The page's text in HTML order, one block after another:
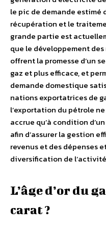
le pic de demande estimé
récupération et le
grande partie est
que le développement
offrent la promesse d’un
gaz et plus efficace, et
demande domestique
nations exportatrices de
l’exportation du pétrole
accrue qu’à condition
afin d’assurer la gestion
revenus et des dépenses
diversification de
L’âge d’or du
carat ?